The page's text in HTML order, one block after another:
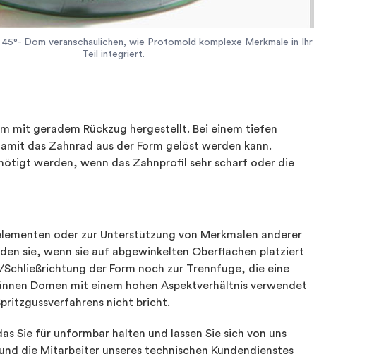
45°- Dom veranschaulichen, wie Protomold komplexe Merkmale in Ihr
Teil integriert.
mit geradem Rückzug hergestellt. Bei einem tiefen
das Zahnrad aus der Form gelöst werden kann.
werden, wenn das Zahnprofil sehr scharf oder die
oder zur Unterstützung von Merkmalen anderer
sie, wenn sie auf abgewinkelten Oberflächen platziert
der Form noch zur Trennfuge, die eine
Domen mit einem hohen Aspektverhältnis verwendet
nicht bricht.
Sie für unformbar halten und lassen Sie sich von uns
die Mitarbeiter unseres technischen Kundendienstes